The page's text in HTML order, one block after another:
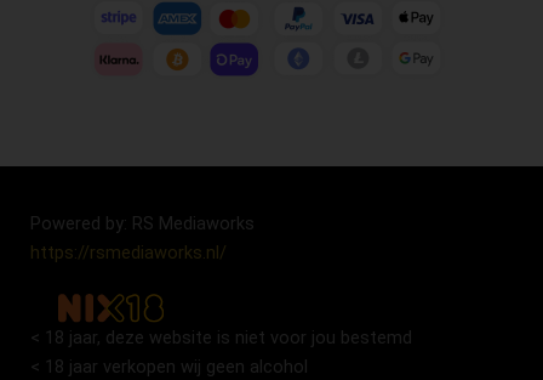
Powered by: RS Mediaworks
https://rsmediaworks.nl/
< 18 jaar, deze website is niet voor jou bestemd
< 18 jaar verkopen wij geen alcohol